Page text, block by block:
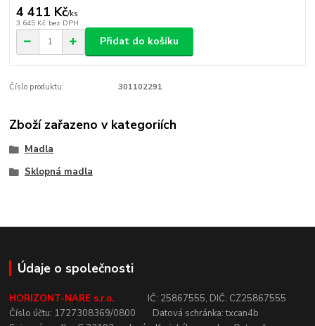
4 411 Kč/ks
3 645 Kč bez DPH
Přidat do košíku
Číslo produktu: 301102291
Zboží zařazeno v kategoriích
Madla
Sklopná madla
Údaje o společnosti
HORIZONT-NARE s.r.o. IČ: 25867555, DIČ: CZ25867555
Číslo účtu: 1727308369/0800 Datová schránka: txcan4b